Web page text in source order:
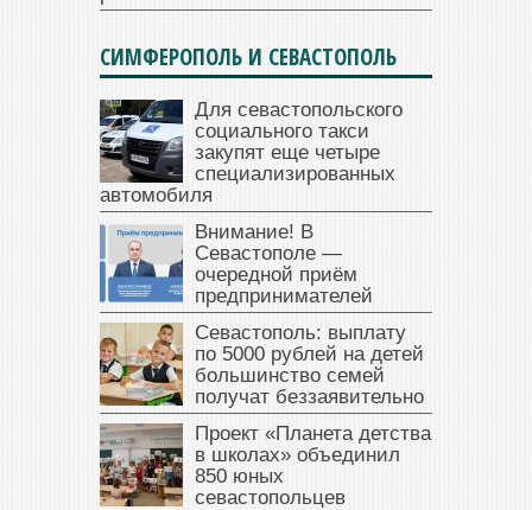
СИМФЕРОПОЛЬ И СЕВАСТОПОЛЬ
Для севастопольского
социального такси
закупят еще четыре
специализированных
автомобиля
Внимание! В
Севастополе —
очередной приём
предпринимателей
Севастополь: выплату
по 5000 рублей на детей
большинство семей
получат беззаявительно
Проект «Планета детства
в школах» объединил
850 юных
севастопольцев